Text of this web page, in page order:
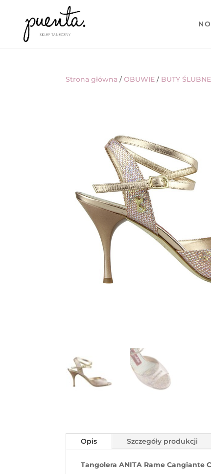
Strona główna /OBUWIE / BUTY ŚLUBNE
Opis Szczegóły produkcji
Tangolera ANITA Rame Cangiante